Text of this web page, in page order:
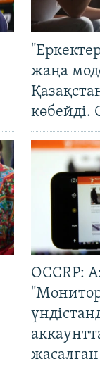
жаңа
көбейді.
OCCRP:
жасалған